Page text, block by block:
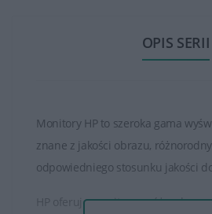
OPIS SERII
Monitory HP to szeroka gama
znane z jakości obrazu,
odpowiedniego stosunku jakości
HP oferuje monitory o różnych